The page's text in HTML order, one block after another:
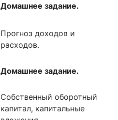
Домашнее задание.
Прогноз доходов и
расходов.
Домашнее задание.
Собственный оборотный
капитал, капитальные